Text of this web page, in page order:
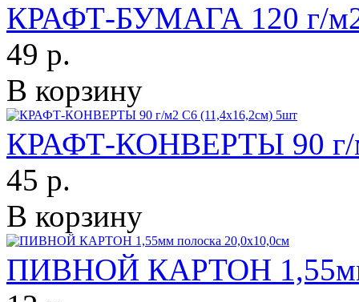
КРАФТ-БУМАГА 120 г/м2
49 р.
В корзину
КРАФТ-КОНВЕРТЫ 90 г/
45 р.
В корзину
ПИВНОЙ КАРТОН 1,55мм